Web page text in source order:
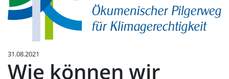
31.08.2021
Wie können wir